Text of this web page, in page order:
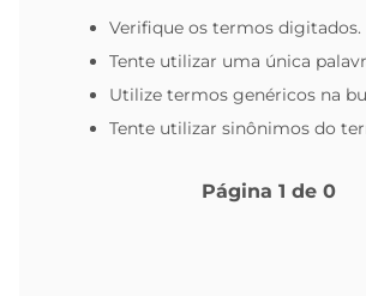
Verifique os termos digitados.
Tente utilizar uma única
Utilize termos genéricos na
Tente utilizar sinônimos do
Página 1 de 0